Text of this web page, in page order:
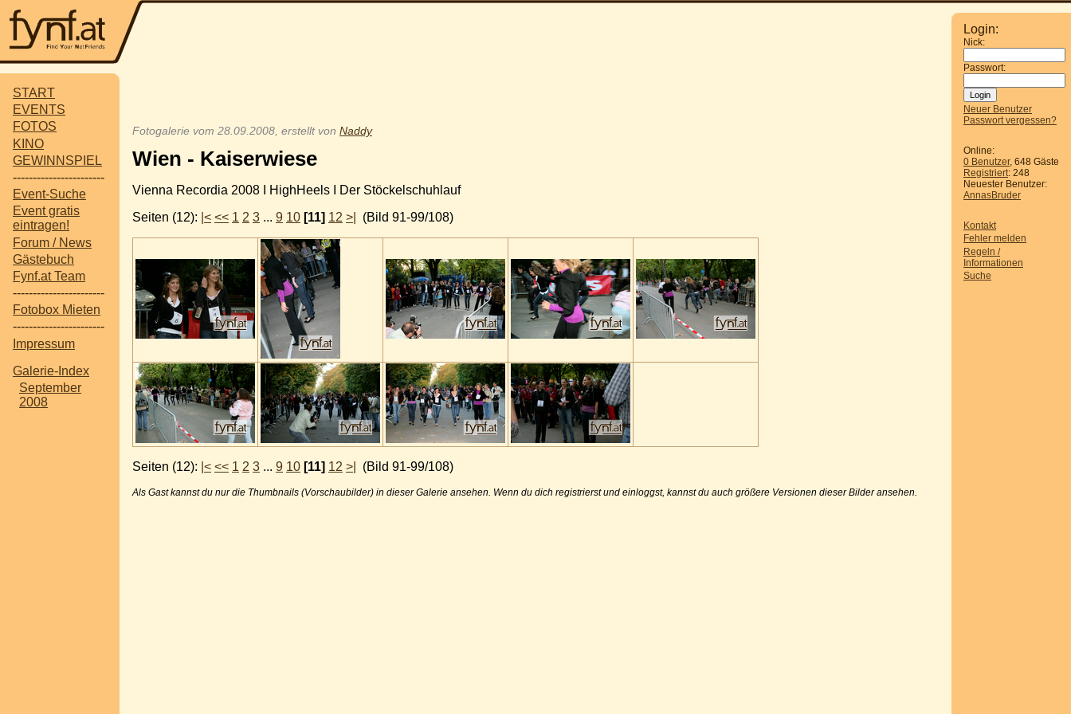
START
EVENTS
FOTOS
KINO
GEWINNSPIEL
-----------------------
Event-Suche
Event gratis
eintragen!
Forum / News
Gästebuch
Fynf.at Team
-----------------------
Fotobox Mieten
-----------------------
Impressum
Galerie-Index
September
2008
Login:
Nick:
Passwort:
Neuer Benutzer
Passwort vergessen?
Online:
0 Benutzer, 648 Gäste
Registriert: 248
Neuester Benutzer:
AnnasBruder
Kontakt
Fehler melden
Regeln /
Informationen
Suche
Fotogalerie vom 28.09.2008, erstellt von Naddy
Wien - Kaiserwiese
Vienna Recordia 2008 I HighHeels I Der Stöckelschuhlauf
Seiten (12): |< << 1 2 3 ... 9 10 [11] 12 >| (Bild 91-99/108)
Seiten (12): |< << 1 2 3 ... 9 10 [11] 12 >| (Bild 91-99/108)
Als Gast kannst du nur die Thumbnails (Vorschaubilder) in dieser Galerie ansehen. Wenn du dich registrierst und einloggst, kannst du auch größere Versionen dieser Bilder ansehen.